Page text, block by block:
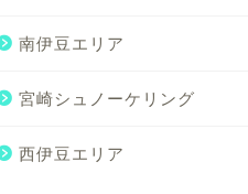
南伊豆エリア
宮崎シュノーケリング
西伊豆エリア